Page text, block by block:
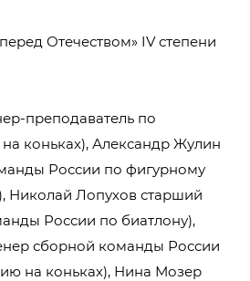
Отечеством» IV степени
преподаватель по
коньках), Александр Жулин
России по фигурному
Николай Лопухов старший
России по биатлону),
сборной команды России
на коньках), Нина Мозер